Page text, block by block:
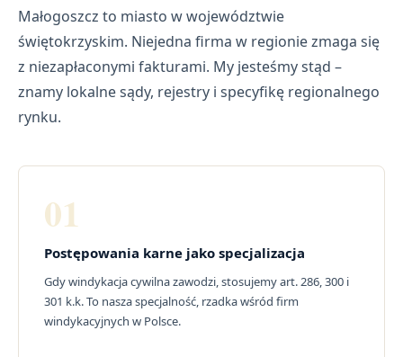
Małogoszcz to miasto w województwie
świętokrzyskim. Niejedna firma w regionie zmaga się
z niezapłaconymi fakturami. My jesteśmy stąd –
znamy lokalne sądy, rejestry i specyfikę regionalnego
rynku.
01
Postępowania karne jako specjalizacja
Gdy windykacja cywilna zawodzi, stosujemy art. 286, 300 i
301 k.k. To nasza specjalność, rzadka wśród firm
windykacyjnych w Polsce.